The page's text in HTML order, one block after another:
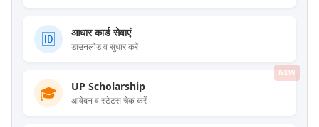
🆔 आधार कार्ड सेवाएं
डाउनलोड व सुधार करें
NEW
🎓 UP Scholarship
आवेदन व स्टेटस चेक करें